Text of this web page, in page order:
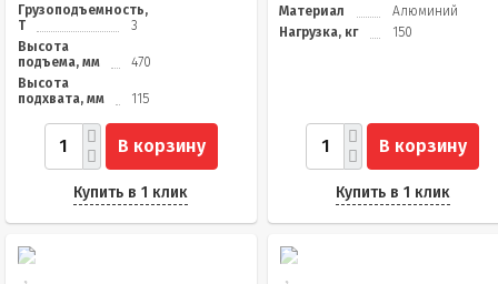
Грузоподъемность,
Т
3
Высота
подъема, мм
470
Высота
подхвата, мм
115
В корзину
Купить в 1 клик
Материал
Алюминий
Нагрузка, кг
150
В корзину
Купить в 1 клик